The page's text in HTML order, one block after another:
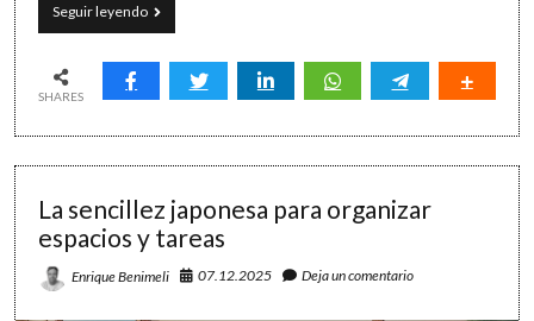
Seguir leyendoToma
el
tus
simplifica,
suelta
SHARES
La sencillez japonesa para organizar
espacios y tareas
Enrique Benimeli 07.12.2025 Deja un comentario